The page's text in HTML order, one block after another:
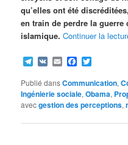
qu’elles ont été
en train de perdre la guerre
islamique. Continuer la
Telegram
VK EmailFacebook
Publié dansCommunication,
Ingénierie sociale,Obama,
avecgestion des perceptions,